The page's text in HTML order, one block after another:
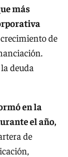
más
de
deuda
en la
el año,
de